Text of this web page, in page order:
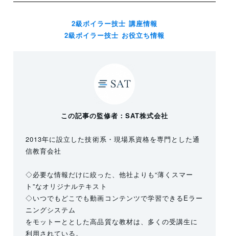
2級ボイラー技士 講座情報
2級ボイラー技士 お役立ち情報
この記事の監修者：SAT株式会社
2013年に設立した技術系・現場系資格を専門とした通
信教育会社
◇必要な情報だけに絞った、他社よりも“薄くスマー
ト”なオリジナルテキスト
◇いつでもどこでも動画コンテンツで学習できるEラー
ニングシステム
をモットーととした高品質な教材は、多くの受講生に
利用されている。